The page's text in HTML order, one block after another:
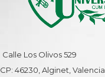
Calle Los Olivos 529
CP: 46230, Alginet,